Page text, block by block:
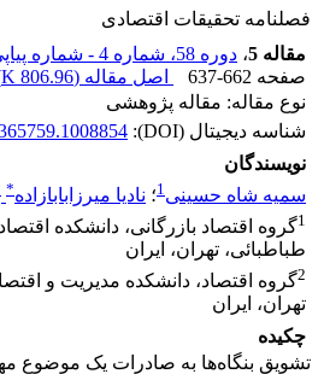
فصلنامه تحقیقات اقتصادی
مقاله 5
، دوره 58، شماره 4 - شماره پیاپی 145
صفحه 637-662 اصل مقاله (806.96 K
نوع مقاله: مقاله پژوهشی
شناسه دیجیتال (DOI):
نویسندگان
سمیه شاه حسینی1؛ نادیا میرزابابازاده*
1گروه اقتصاد بازرگانی، دانشکده
طباطبائی، تهران، ایران
2گروه اقتصاد، دانشکده مدیریت و
تهران، ایران
چکیده
تشویق بنگاه‌ها به صادرات یک موضوع